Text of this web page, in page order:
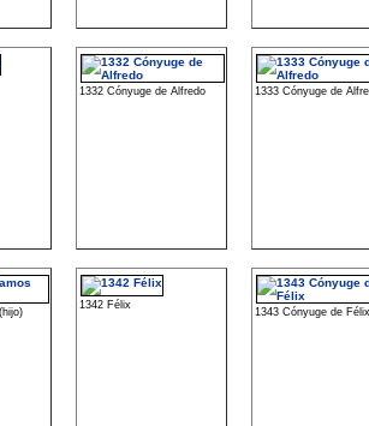
1332 Cónyuge de Alfredo 1333 Cónyuge de
1342 Félix
1343 Cónyuge de Félix